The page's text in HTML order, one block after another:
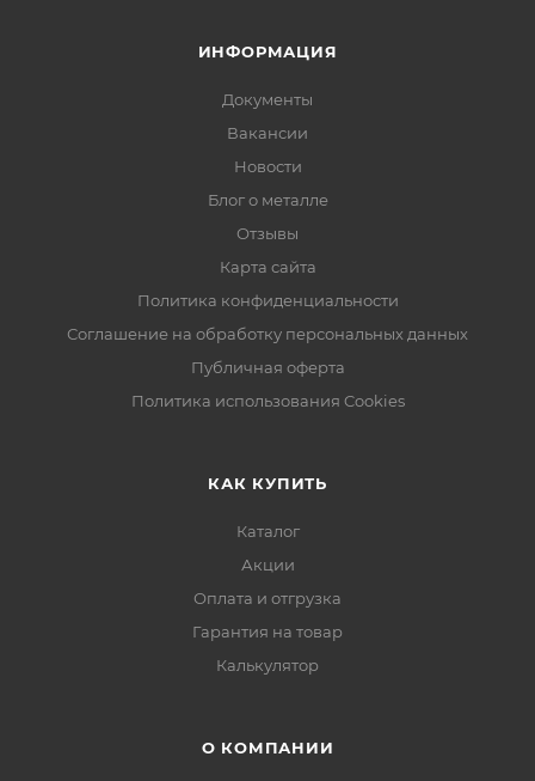
ИНФОРМАЦИЯ
Документы
Вакансии
Новости
Блог о металле
Отзывы
Карта сайта
Политика конфиденциальности
Соглашение на обработку персональных данных
Публичная оферта
Политика использования Cookies
КАК КУПИТЬ
Каталог
Акции
Оплата и отгрузка
Гарантия на товар
Калькулятор
О КОМПАНИИ